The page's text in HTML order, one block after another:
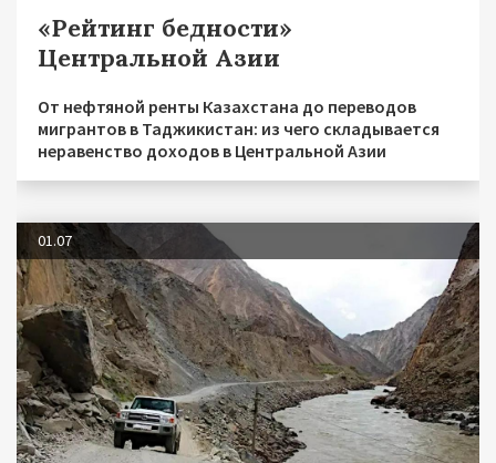
«Рейтинг бедности»
Центральной Азии
От нефтяной ренты Казахстана до переводов
мигрантов в Таджикистан: из чего складывается
неравенство доходов в Центральной Азии
01.07